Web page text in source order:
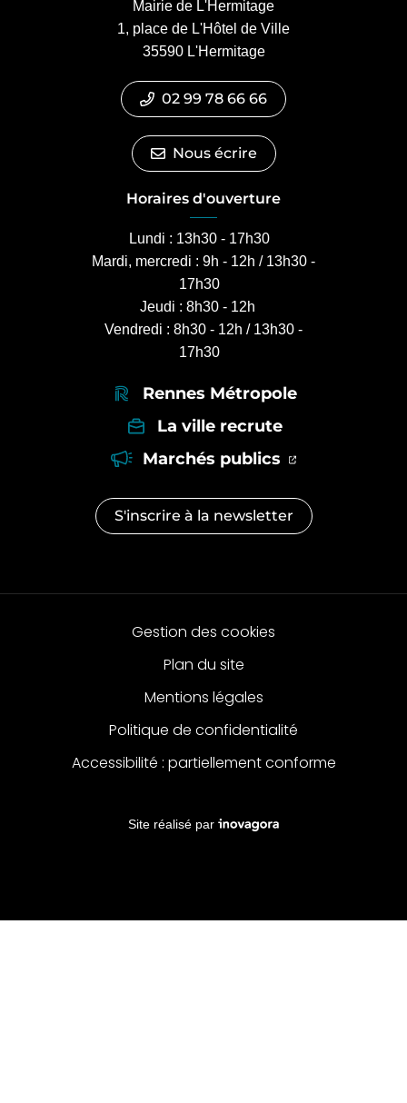
Mairie de L'Hermitage
1, place de L'Hôtel de Ville
35590 L'Hermitage
02 99 78 66 66
Nous écrire
Horaires d'ouverture
Lundi : 13h30 - 17h30
Mardi, mercredi : 9h - 12h / 13h30 -
17h30
Jeudi : 8h30 - 12h
Vendredi : 8h30 - 12h / 13h30 -
17h30
Rennes Métropole
La ville recrute
Marchés publics (ouverture
(ouverture
S'inscrire à la newsletter
Gestion des cookies
Plan du site
Mentions légales
Politique de confidentialité
Accessibilité : partiellement conforme
Site réalisé parInovagora (ouverture dans un